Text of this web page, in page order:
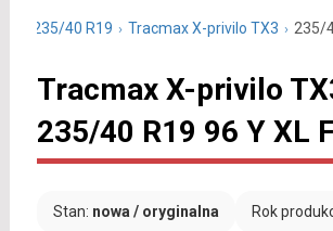
235/40 R19 Tracmax X-privilo TX3 235/
Tracmax X-privilo
235/40 R19 96 Y XL
Stan: nowa / oryginalna Rok